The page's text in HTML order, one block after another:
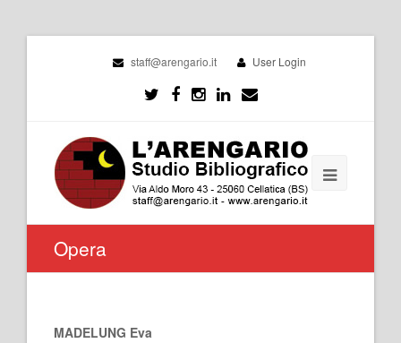
staff@arengario.it User Login
Opera
MADELUNG Eva